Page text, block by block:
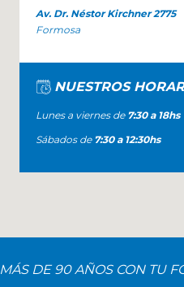
Av. Dr. Néstor Kirchner 2775
Formosa
NUESTROS
Lunes a viernes de 7:30 a 18hs
Sábados de 7:30 a 12:30hs
MÁS DE 90 AÑOS CON TU